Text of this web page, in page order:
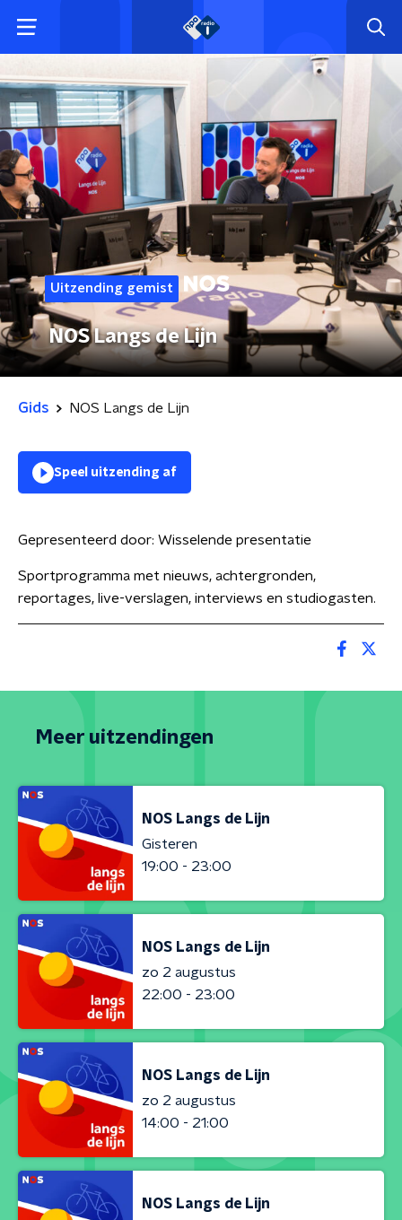
Uitzending gemist
NOS Langs de Lijn
Gids NOS Langs de Lijn
Speel uitzending af
Gepresenteerd door: Wisselende presentatie
Sportprogramma met nieuws, achtergronden,
reportages, live-verslagen, interviews en studiogasten.
Meer uitzendingen
NOS Langs de Lijn
Gisteren
19:00 - 23:00
NOS Langs de Lijn
zo 2 augustus
22:00 - 23:00
NOS Langs de Lijn
zo 2 augustus
14:00 - 21:00
NOS Langs de Lijn